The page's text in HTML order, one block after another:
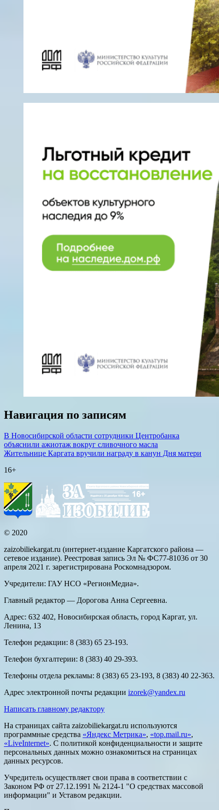
Навигация по записям
В Новосибирской области сотрудники Центробанка
объяснили ажиотаж вокруг сливочного масла
Жительнице Каргата вручили награду в канун Дня матери
16+
© 2020
zaizobiliekargat.ru (интернет-издание Каргатского района —
сетевое издание). Реестровая запись Эл № ФС77-81036 от 30
апреля 2021 г. зарегистрирована Роскомнадзором.
Учредители: ГАУ НСО «РегионМедиа».
Главный редактор — Дорогова Анна Сергеевна.
Адрес: 632 402, Новосибирская область, город Каргат, ул.
Ленина, 13
Телефон редакции: 8 (383) 65 23-193.
Телефон бухгалтерии: 8 (383) 40 29-393.
Телефоны отдела рекламы: 8 (383) 65 23-193, 8 (383) 40 22-363.
Адрес электронной почты редакции izorek@yandex.ru
Написать главному редактору
На страницах сайта zaizobiliekargat.ru используются
программные средства «Яндекс Метрика», «top.mail.ru»,
«LiveInternet». С политикой конфиденциальности и защите
персональных данных можно ознакомиться на страницах
данных ресурсов.
Учредитель осуществляет свои права в соответствии с
Законом РФ от 27.12.1991 № 2124-1 "О средствах массовой
информации" и Уставом редакции.